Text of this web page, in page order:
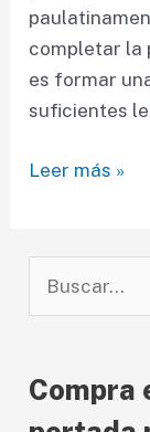
completar la
es formar
suficientes
Cómo
tipografía
Leer más »
u
c
a
Compra